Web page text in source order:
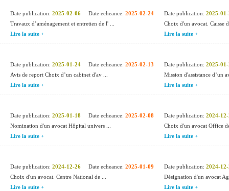
Date publication: 2025-02-06 Date echeance: 2025-02-24
Travaux d’aménagement et entretien de l' ...
Lire la suite +
Date publication: 2025-
Choix d'un avocat. Caisse
Lire la suite +
Date publication: 2025-01-24 Date echeance: 2025-02-13
Avis de report Choix d’un cabinet d'av ...
Lire la suite +
Date publication: 2025-
Mission d'assistance d’un
Lire la suite +
Date publication: 2025-01-18 Date echeance: 2025-02-08
Nomination d'un avocat Hôpital univers ...
Lire la suite +
Date publication: 2024-
Choix d'un avocat Office
Lire la suite +
Date publication: 2024-12-26 Date echeance: 2025-01-09
Choix d'un avocat. Centre National de ...
Lire la suite +
Date publication: 2024-
Désignation d'un avocat
Lire la suite +